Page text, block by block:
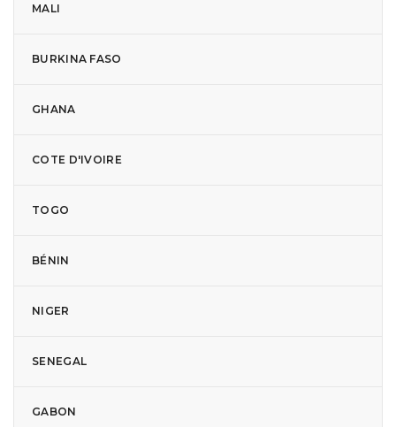
MALI
BURKINA FASO
GHANA
COTE D'IVOIRE
TOGO
BÉNIN
NIGER
SENEGAL
GABON